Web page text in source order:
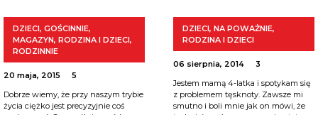
DZIECI, GOŚCINNIE,
MAGAZYN, RODZINA I DZIECI,
RODZINNIE
20 maja, 2015
5
Dobrze wiemy, że przy naszym trybie
życia ciężko jest precyzyjnie coś
DZIECI, NA POWAŻNIE,
RODZINA I DZIECI
06 sierpnia, 2014
3
Jestem mamą 4-latka i spotykam się
z problemem tęsknoty. Zawsze mi
smutno i boli mnie jak on mówi, że